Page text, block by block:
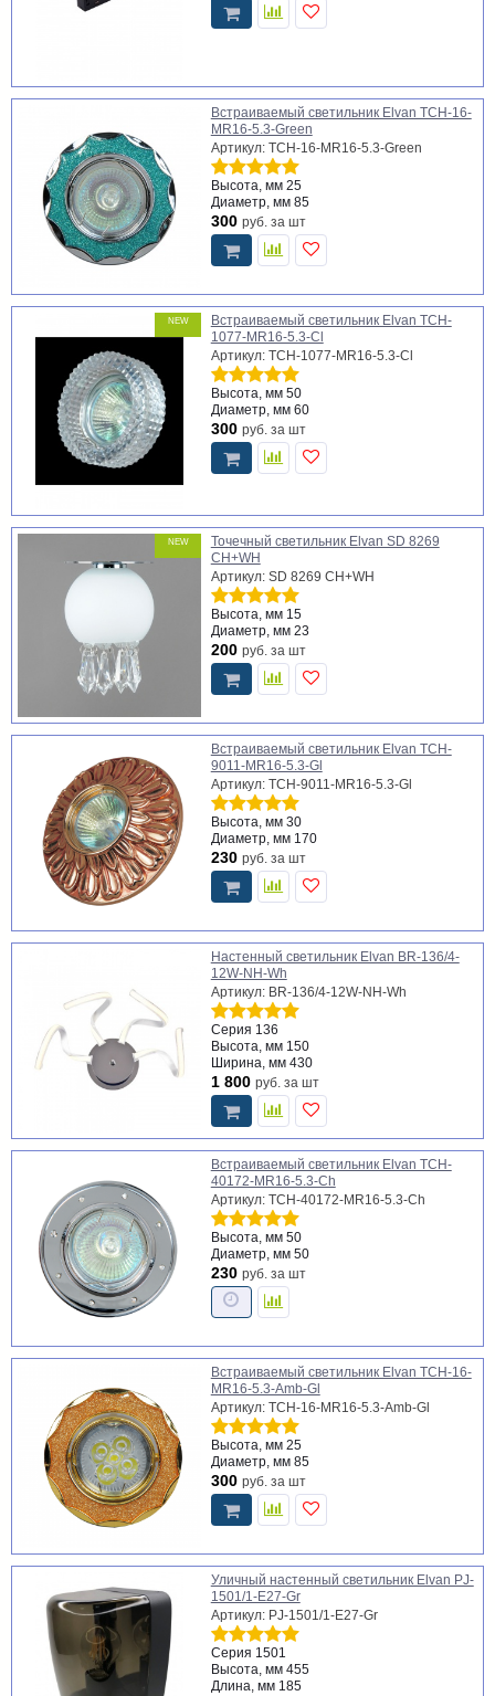
Встраиваемый светильник Elvan TCH-16-
MR16-5.3-Green
Артикул: TCH-16-MR16-5.3-Green
Высота, мм 25
Диаметр, мм 85
300 руб. за шт
NEW
Встраиваемый светильник Elvan TCH-
1077-MR16-5.3-Cl
Артикул: TCH-1077-MR16-5.3-Cl
Высота, мм 50
Диаметр, мм 60
300 руб. за шт
NEW
Точечный светильник Elvan SD 8269
CH+WH
Артикул: SD 8269 CH+WH
Высота, мм 15
Диаметр, мм 23
200 руб. за шт
Встраиваемый светильник Elvan TCH-
9011-MR16-5.3-Gl
Артикул: TCH-9011-MR16-5.3-Gl
Высота, мм 30
Диаметр, мм 170
230 руб. за шт
Настенный светильник Elvan BR-136/4-
12W-NH-Wh
Артикул: BR-136/4-12W-NH-Wh
Серия 136
Высота, мм 150
Ширина, мм 430
1 800 руб. за шт
Встраиваемый светильник Elvan TCH-
40172-MR16-5.3-Ch
Артикул: TCH-40172-MR16-5.3-Ch
Высота, мм 50
Диаметр, мм 50
230 руб. за шт
Встраиваемый светильник Elvan TCH-16-
MR16-5.3-Amb-Gl
Артикул: TCH-16-MR16-5.3-Amb-Gl
Высота, мм 25
Диаметр, мм 85
300 руб. за шт
Уличный настенный светильник Elvan PJ-
1501/1-E27-Gr
Артикул: PJ-1501/1-E27-Gr
Серия 1501
Высота, мм 455
Длина, мм 185